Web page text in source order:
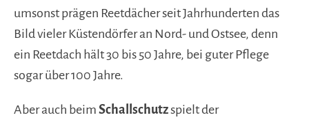
umsonst prägen Reetdächer seit Jahrhunderten das
Bild vieler Küstendörfer an Nord- und Ostsee, denn
ein Reetdach hält 30 bis 50 Jahre, bei guter Pflege
sogar über 100 Jahre.
Aber auch beim Schallschutzspielt der